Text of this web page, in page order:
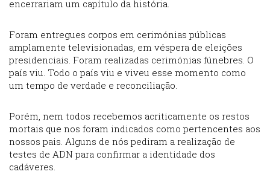
encerrariam um capítulo da história.
Foram entregues corpos em cerimónias públicas
amplamente televisionadas, em véspera de eleições
presidenciais. Foram realizadas cerimónias fúnebres. O
país viu. Todo o país viu e viveu esse momento como
um tempo de verdade e reconciliação.
Porém, nem todos recebemos acriticamente os restos
mortais que nos foram indicados como pertencentes aos
nossos pais. Alguns de nós pediram a realização de
testes de ADN para confirmar a identidade dos
cadáveres.